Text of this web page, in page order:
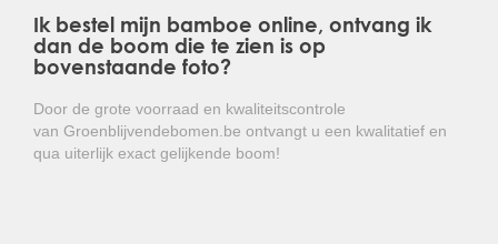
Ik bestel mijn bamboe online, ontvang ik
dan de boom die te zien is op
bovenstaande foto?
Door de grote voorraad en kwaliteitscontrole
van Groenblijvendebomen.be ontvangt u een kwalitatief en
qua uiterlijk exact gelijkende boom!